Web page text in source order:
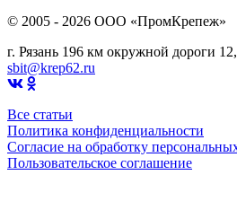
© 2005 - 2026 OOO «ПромКрепеж»
г. Рязань 196 км окружной дороги
sbit@krep62.ru
Все статьи
Политика конфиденциальности
Согласие на обработку
Пользовательское соглашение